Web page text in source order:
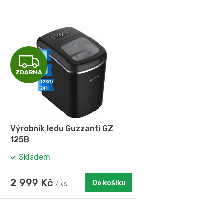
Z
D
A
R
A
ZDARMA
Výrobník ledu Guzzanti GZ
125B
Skladem
2 999 Kč/ ks Do košíku